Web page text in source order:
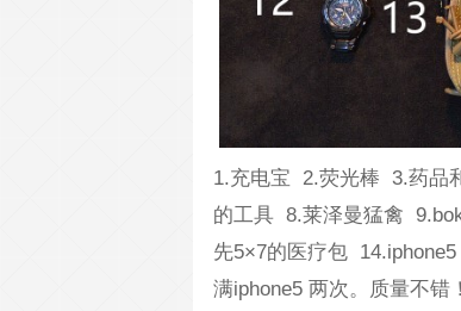
1.充电宝 2.荧光棒 3.药品
的工具 8.莱泽曼猛禽
先5×7的医疗包
满iphone5 两次。质量不错